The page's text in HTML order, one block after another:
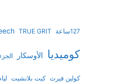
127ساعة TRUE GRIT
كوميديا الأوسكار
كولين فيرث كيت بلانشيت